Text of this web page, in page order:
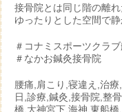
接骨院とは同じ階の離れ
ゆったりとした空間で
＃コナミスポーツクラ
＃なかお鍼灸接骨院
腰痛,肩こり,寝違え,治
日,診療,鍼灸,接骨院,整
橋,大神宮下,海神,東船